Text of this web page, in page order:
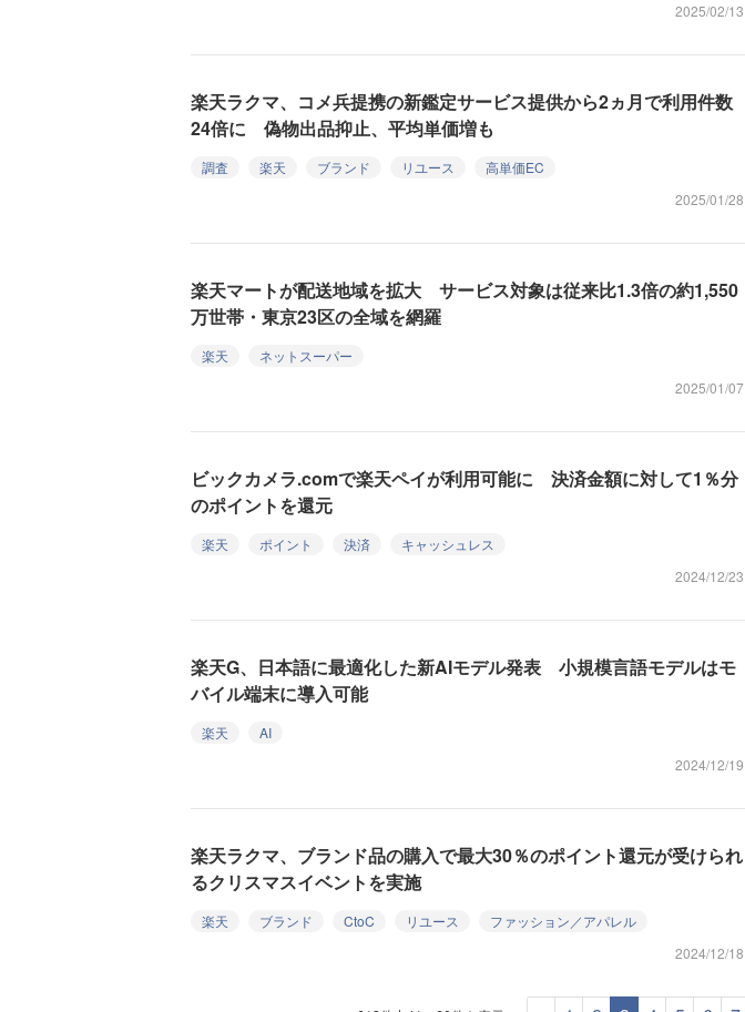
2025/02/13
楽天ラクマ、コメ兵提携の新鑑定サービス提供から2ヵ月で利用件数
24倍に 偽物出品抑止、平均単価増も
調査 楽天 ブランド リユース
高単価EC
2025/01/28
楽天マートが配送地域を拡大 サービス対象は従来比1.3倍の約1,550
万世帯・東京23区の全域を網羅
楽天
ネットスーパー
2025/01/07
ビックカメラ.comで楽天ペイが利用可能に 決済金額に対して1％分
のポイントを還元
楽天 ポイント 決済
キャッシュレス
2024/12/23
楽天G、日本語に最適化した新AIモデル発表 小規模言語モデルはモ
バイル端末に導入可能
楽天
AI
2024/12/19
楽天ラクマ、ブランド品の購入で最大30％のポイント還元が受けられ
るクリスマスイベントを実施
楽天 ブランド CtoC リユース
ファッション／アパレル
2024/12/18